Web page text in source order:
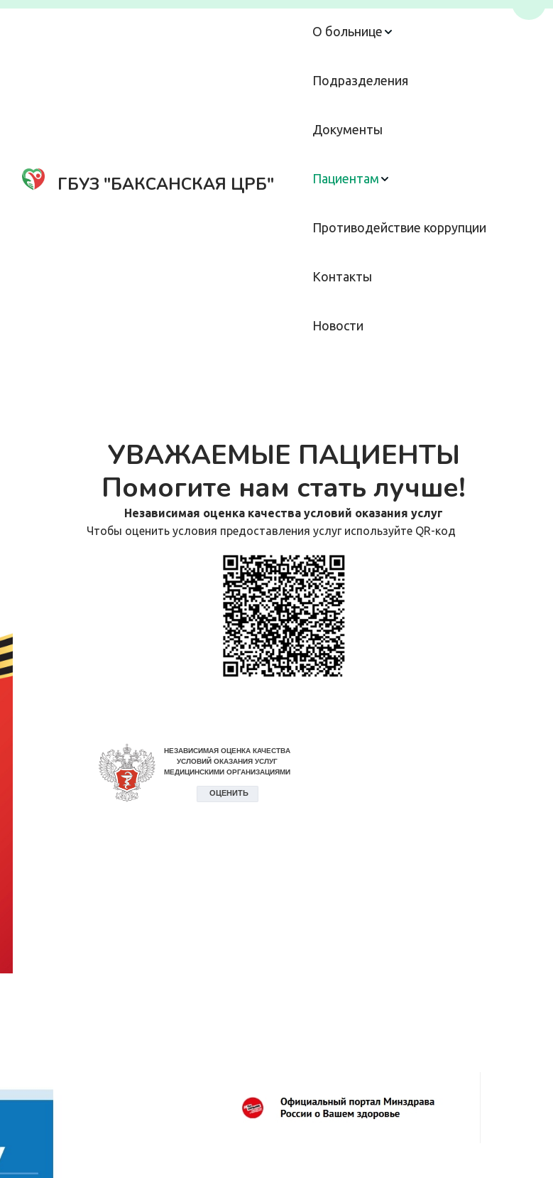
ГБУЗ "БАКСАНСКАЯ ЦРБ"
О больнице
Подразделения
Документы
Пациентам
Противодействие коррупции
Контакты
Новости
УВАЖАЕМЫЕ ПАЦИЕНТЫ
Помогите нам стать лучше!
Независимая оценка качества условий оказания услуг
Чтобы оценить условия предоставления услуг используйте QR-код